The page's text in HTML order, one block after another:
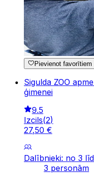
Pievienot favorītiem
Sigulda ZOO
ģimenei
9.5
Izcils(2)
27,50 €
Dalībnieki: no 3
3 personām